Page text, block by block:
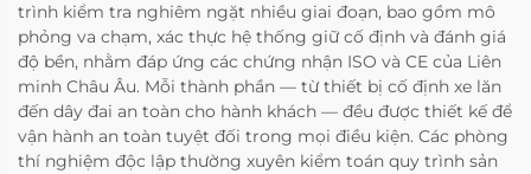
trình kiểm tra nghiêm ngặt nhiều giai đoạn, bao gồm mô
phỏng va chạm, xác thực hệ thống giữ cố định và đánh giá
độ bền, nhằm đáp ứng các chứng nhận ISO và CE của Liên
minh Châu Âu. Mỗi thành phần — từ thiết bị cố định xe lăn
đến dây đai an toàn cho hành khách — đều được thiết kế để
vận hành an toàn tuyệt đối trong mọi điều kiện. Các phòng
thí nghiệm độc lập thường xuyên kiểm toán quy trình sản